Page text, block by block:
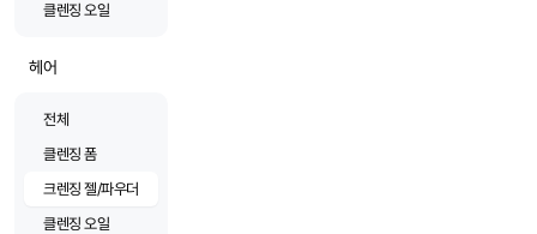
클렌징 오일
헤어
전체
클렌징 폼
크렌징 젤/파우더
클렌징 오일